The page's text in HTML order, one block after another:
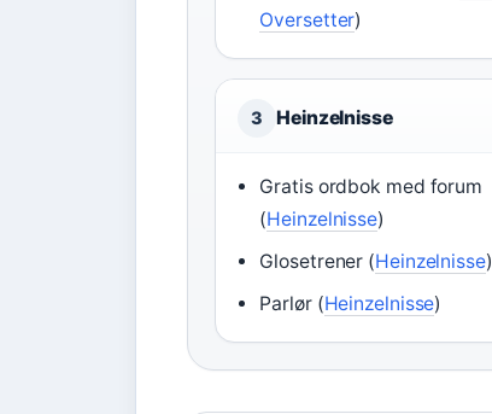
Oversetter)
3 Heinzelnisse
Gratis ordbok med forum
(Heinzelnisse)
Glosetrener (Heinzelnisse)
Parlør (Heinzelnisse)